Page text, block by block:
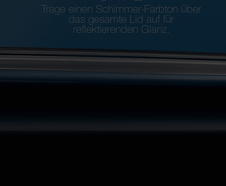
Trage einen Schimmer-Farbton über
das gesamte Lid auf für
reflektierenden Glanz.